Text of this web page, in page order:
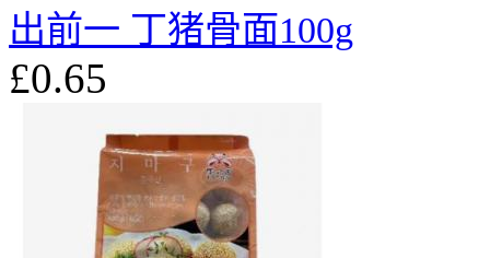
出前一 丁猪骨面100g
£0.65